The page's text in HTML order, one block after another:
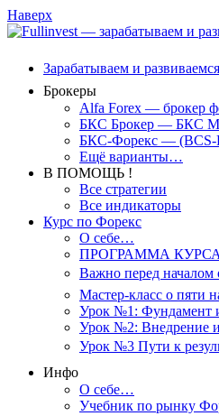
Наверх
Зарабатываем и развиваемся
Брокеры
Alfa Forex — брокер
БКС Брокер — БКС
БКС-Форекс — (BCS-
Ещё варианты…
В ПОМОЩЬ !
Все стратегии
Все индикаторы
Курс по Форекс
О себе…
ПРОГРАММА КУРСА
Важно перед началом
Мастер-класс о пяти
Урок №1: Фундамент
Урок №2: Внедрение и
Урок №3 Пути к
Инфо
О себе…
Учебник по рынку